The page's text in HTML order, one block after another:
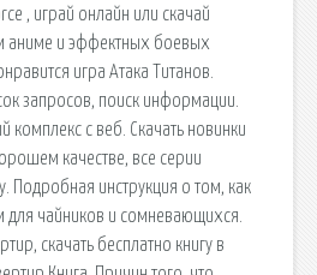
, играй онлайн или скачай
аниме и эффектных боевых
игра Атака Титанов.
запросов, поиск информации.
комплекс с веб. Скачать новинки
качестве, все серии
Подробная инструкция о том, как
для чайников и сомневающихся.
скачать бесплатно книгу в